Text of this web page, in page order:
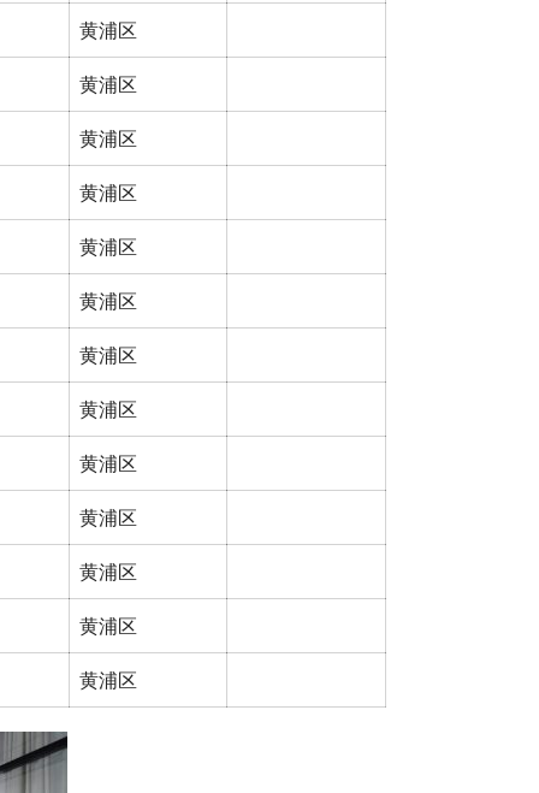
黄浦区
黄浦区
黄浦区
黄浦区
黄浦区
黄浦区
黄浦区
黄浦区
黄浦区
黄浦区
黄浦区
黄浦区
黄浦区